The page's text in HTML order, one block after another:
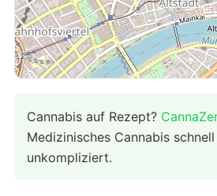
Cannabis auf Rezept?
Medizinisches Cannabis
unkompliziert.